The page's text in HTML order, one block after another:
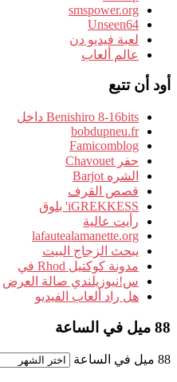
smspower.org
Unseen64
لعبة فيديو دن
عالم ألعاب
أود أن تتبع
Benishiro 8-16bits داخل
bobdupneu.fr
Famicomblog
حفر Chavouet
الشره Barjot
قصص القرف
iGREKKESS' بلوق
رأيت عالية
lafautealamanette.org
يبحث الزجاج البيت
مدونة كوكتيل Rhod في
س!نيوزيلندي صالة العرض
هل راد ألعاب الفيديو
88 ميل في الساعة
88 ميل في الساعة